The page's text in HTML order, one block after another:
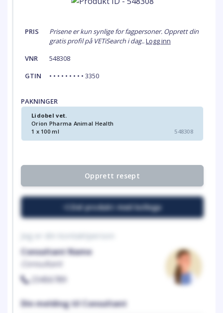
PRIS
Prisene er kun synlige for fagpersoner. Opprett din
gratis profil på VETiSearch i dag..Logg inn
VNR
548308
GTIN
• • • • • • • • • 3350
PAKNINGER
Lidobel vet.
Orion Pharma Animal Health
1 x 100 ml
548308
Opprett resept
Del produkt med kollega
Jeg er din kontaktperson
Consultant Name
Consultant
23456789
Din melding til Consultant